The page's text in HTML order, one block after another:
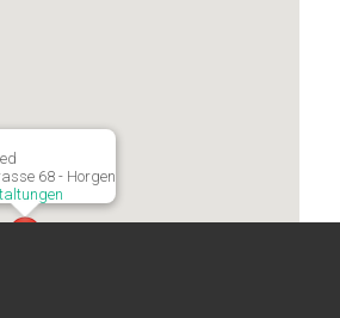
68 - Horgen